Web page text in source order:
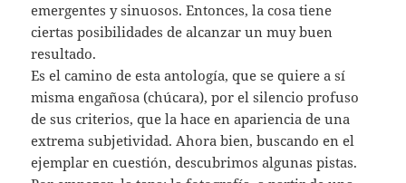
emergentes y sinuosos. Entonces, la cosa tiene
ciertas posibilidades de alcanzar un muy buen
resultado.
Es el camino de esta antología, que se quiere a sí
misma engañosa (chúcara), por el silencio profuso
de sus criterios, que la hace en apariencia de una
extrema subjetividad. Ahora bien, buscando en el
ejemplar en cuestión, descubrimos algunas pistas.